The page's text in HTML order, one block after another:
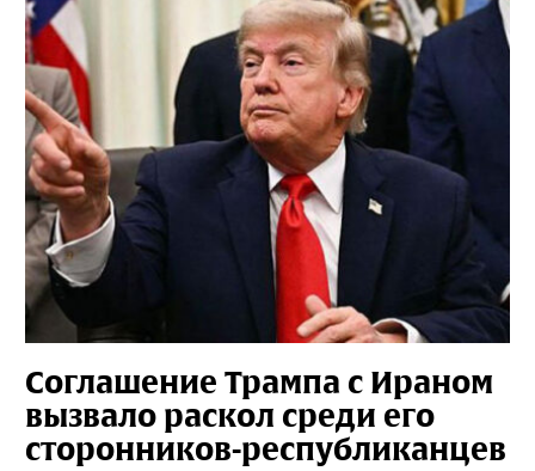
Соглашение Трампа с Ираном
вызвало раскол среди его
сторонников-республиканцев